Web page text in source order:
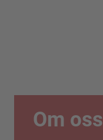
Om oss